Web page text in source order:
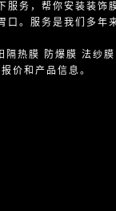
务，帮你安装装饰
口。服务是我们多年
热膜 防爆膜 法纱膜
价和产品信息。